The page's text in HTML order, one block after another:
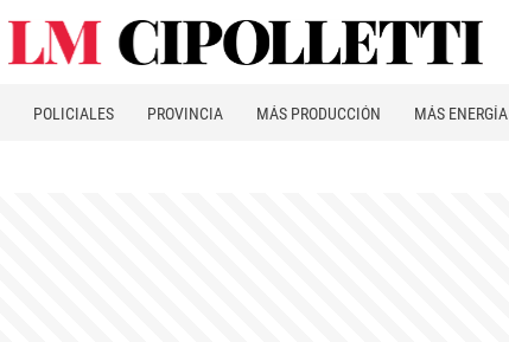
POLICIALES PROVINCIA MÁS PRODUCCIÓN MÁS ENERGÍA